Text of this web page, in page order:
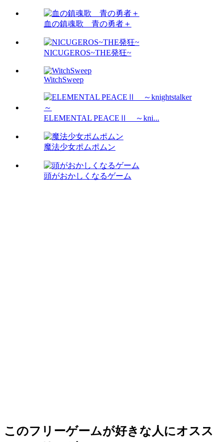
血の鎮魂歌 青の勇者＋
NICUGEROS~THE発狂~
WitchSweep
ELEMENTAL PEACEⅡ ～kni...
魔法少女ポムポムン
頭がおかしくなるゲーム
このフリーゲームが好きな人にオスス